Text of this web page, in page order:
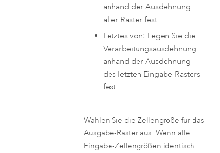
anhand der Ausdehnung
aller Raster fest.
Letztes von: Legen Sie die
Verarbeitungsausdehnung
anhand der Ausdehnung
des letzten Eingabe-Rasters
fest.
Wählen Sie die Zellengröße für das
Ausgabe-Raster aus. Wenn alle
Eingabe-Zellengrößen identisch